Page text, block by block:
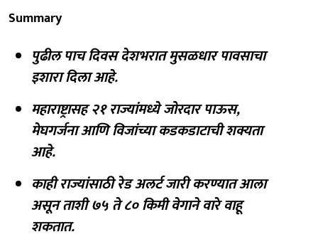
Summary
पुढील पाच दिवस देशभरात मुसळधार पावसाचा
इशारा दिला आहे.
महाराष्ट्रासह २१ राज्यांमध्ये जोरदार पाऊस,
मेघगर्जना आणि विजांच्या कडकडाटाची शक्यता
आहे.
काही राज्यांसाठी रेड अलर्ट जारी करण्यात आला
असून ताशी ७५ ते ८० किमी वेगाने वारे वाहू
शकतात.